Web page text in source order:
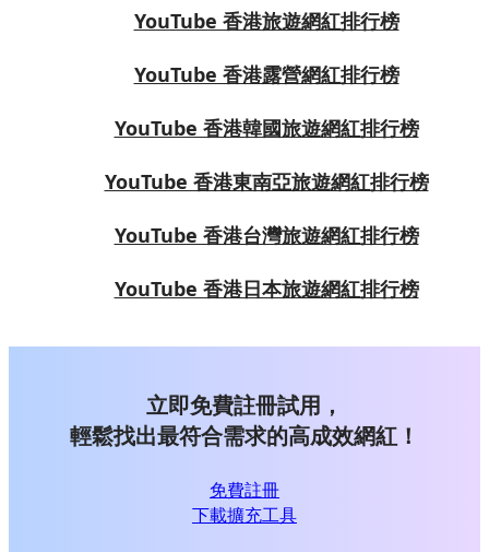
YouTube 香港旅遊網紅排行榜
YouTube 香港露營網紅排行榜
YouTube 香港韓國旅遊網紅排行榜
YouTube 香港東南亞旅遊網紅排行榜
YouTube 香港台灣旅遊網紅排行榜
YouTube 香港日本旅遊網紅排行榜
立即免費註冊試用，
輕鬆找出最符合需求的高成效網紅！
免費註冊
下載擴充工具